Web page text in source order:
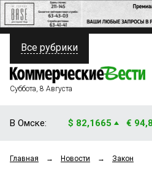
ПОЛИТИКА
ФИНАНСЫ
ОБЩЕСТВО
Все рубрики
Суббота, 8 Августа
В Омске: $ 82,1665 €
Главная → Новости → Закон